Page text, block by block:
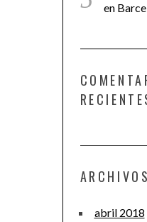
en
ARCHIVOS
abril 2018